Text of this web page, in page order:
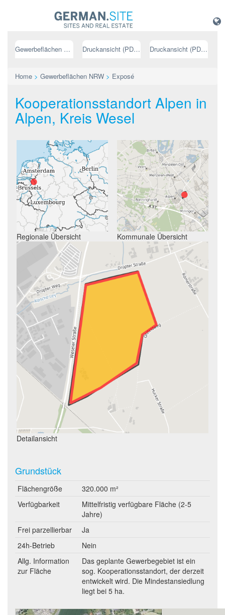
Gewerbeflächen NRW Druckansicht (PDF) // deutsch Druckansicht (PDF) // englisch
Home > Gewerbeflächen NRW > Exposé
Kooperationsstandort Alpen in
Alpen, Kreis Wesel
Regionale Übersicht Kommunale Übersicht
Detailansicht
Grundstück
Flächengröße
320.000 m²
Verfügbarkeit
Mittelfristig verfügbare Fläche (2-5
Jahre)
Frei parzellierbar
Ja
24h-Betrieb
Nein
Allg. Information
zur Fläche
Das geplante Gewerbegebiet ist ein
sog. Kooperationsstandort, der derzeit
entwickelt wird. Die Mindestansiedlung
liegt bei 5 ha.